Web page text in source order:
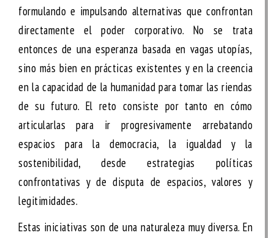
formulando e impulsando alternativas que confrontan
directamente el poder corporativo. No se trata
entonces de una esperanza basada en vagas utopías,
sino más bien en prácticas existentes y en la creencia
en la capacidad de la humanidad para tomar las riendas
de su futuro. El reto consiste por tanto en cómo
articularlas para ir progresivamente arrebatando
espacios para la democracia, la igualdad y la
sostenibilidad, desde estrategias políticas
confrontativas y de disputa de espacios, valores y
legitimidades.
Estas iniciativas son de una naturaleza muy diversa. En